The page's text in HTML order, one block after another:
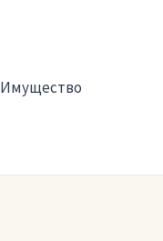
Имущество